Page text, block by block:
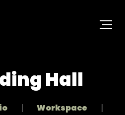
Hall
Workspace